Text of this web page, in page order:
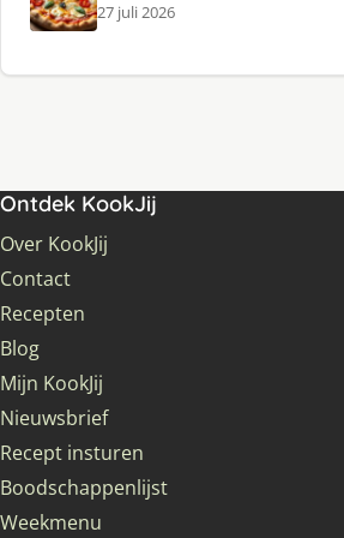
27 juli 2026
Ontdek KookJij
Over KookJij
Contact
Recepten
Blog
Mijn KookJij
Nieuwsbrief
Recept insturen
Boodschappenlijst
Weekmenu